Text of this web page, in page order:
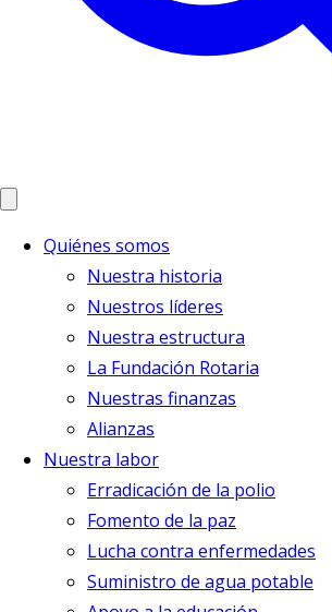
Quiénes somos
Nuestra historia
Nuestros líderes
Nuestra estructura
La Fundación Rotaria
Nuestras finanzas
Alianzas
Nuestra labor
Erradicación de la polio
Fomento de la paz
Lucha contra enfermedades
Suministro de agua potable